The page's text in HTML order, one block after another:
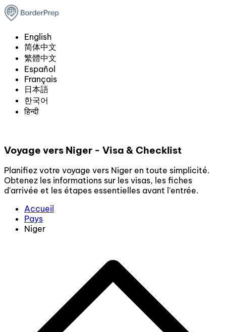
English
简体中文
繁體中文
Español
Français
日本語
한국어
हिन्दी
Voyage vers Niger - Visa & Checklist
Planifiez votre voyage vers Niger en toute simplicité.
Obtenez les informations sur les visas, les fiches
d'arrivée et les étapes essentielles avant l'entrée.
Accueil
Pays
Niger